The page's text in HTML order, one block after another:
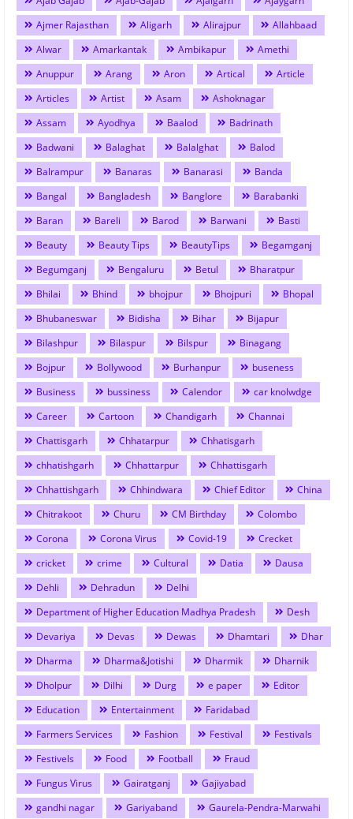
Ajmer Rajasthan
Aligarh Alirajpur
Allahbaad
Alwar
Amarkantak Ambikapur
Amethi
Anuppur
Arang Aron Artical
Article
Articles
Artist Asam
Ashoknagar
Assam
Ayodhya Baalod
Badrinath
Badwani
Balaghat Balalghat
Balod
Balrampur
Banaras Banarasi
Banda
Bangal
Bangladesh Banglore
Barabanki
Baran
Bareli Barod Barwani
Basti
Beauty
Beauty Tips BeautyTips
Begamganj
Begumganj
Bengaluru Betul
Bharatpur
Bhilai
Bhind bhojpur Bhojpuri
Bhopal
Bhubaneswar
Bidisha Bihar
Bijapur
Bilashpur
Bilaspur Bilspur
Binagang
Bojpur
Bollywood Burhanpur
buseness
Business
bussiness Calendor
car knolwdge
Career
Cartoon Chandigarh
Channai
Chattisgarh
Chhatarpur
Chhatisgarh
chhatishgarh
Chhattarpur
Chhattisgarh
Chhattishgarh
Chhindwara Chief Editor
China
Chitrakoot
Churu CM Birthday
Colombo
Corona
Corona Virus Covid-19
Crecket
cricket
crime Cultural Datia
Dausa
Dehli
Dehradun
Delhi
Department of Higher Education Madhya Pradesh
Desh
Devariya
Devas Dewas Dhamtari
Dhar
Dharma
Dharma&Jotishi Dharmik
Dharnik
Dholpur
Dilhi Durg e paper
Editor
Education
Entertainment
Faridabad
Farmers Services
Fashion Festival
Festivals
Festivels
Food Football
Fraud
Fungus Virus
Gairatganj
Gajiyabad
gandhi nagar
Gariyaband Gaurela-Pendra-Marwahi